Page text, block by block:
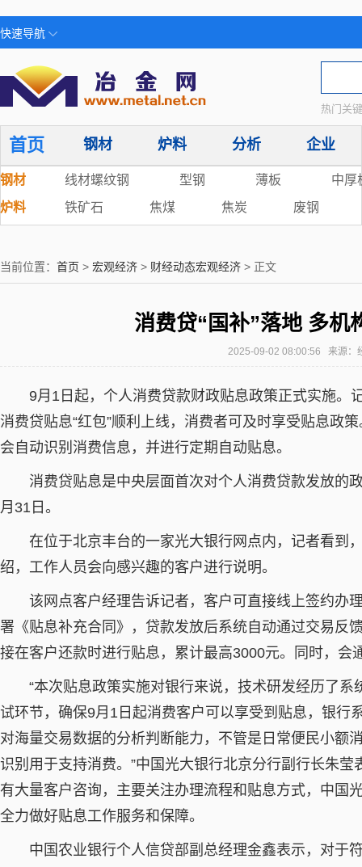
快速导航
热门关
首页 钢材 炉料 分析 企业
钢材 线材螺纹钢 型钢 薄板
中厚
炉料
铁矿石 焦煤 焦炭 废钢
当前位置： 首页 > 宏观经济 > 财经动态宏观经济 > 正文
消费贷“国补”落地 多机
2025-09-02 08:00:56 来源
9月1日起，个人消费贷款财政贴息政策正式实施。
消费贷贴息“红包”顺利上线，消费者可及时享受贴息政
会自动识别消费信息，并进行定期自动贴息。
消费贷贴息是中央层面首次对个人消费贷款发放的
月31日。
在位于北京丰台的一家光大银行网点内，记者看到
绍，工作人员会向感兴趣的客户进行说明。
该网点客户经理告诉记者，客户可直接线上签约办
署《贴息补充合同》，贷款发放后系统自动通过交易反
接在客户还款时进行贴息，累计最高3000元。同时，会
“本次贴息政策实施对银行来说，技术研发经历了
试环节，确保9月1日起消费客户可以享受到贴息，银行
对海量交易数据的分析判断能力，不管是日常便民小额
识别用于支持消费。”中国光大银行北京分行副行长朱
有大量客户咨询，主要关注办理流程和贴息方式，中国
全力做好贴息工作服务和保障。
中国农业银行个人信贷部副总经理金鑫表示，对于